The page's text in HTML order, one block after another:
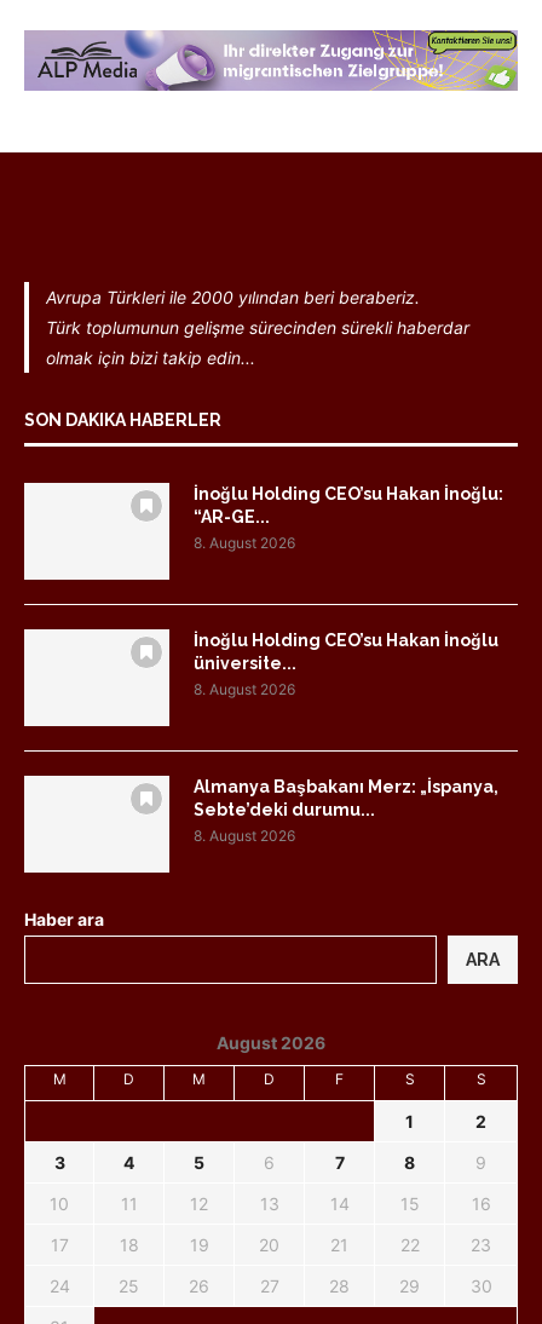
Avrupa Türkleri ile 2000 yılından beri beraberiz.
Türk toplumunun gelişme sürecinden sürekli haberdar
olmak için bizi takip edin...
SON DAKIKA HABERLER
İnoğlu Holding CEO’su Hakan İnoğlu:
“AR-GE...
8. August 2026
İnoğlu Holding CEO’su Hakan İnoğlu
üniversite...
8. August 2026
Almanya Başbakanı Merz: „İspanya,
Sebte’deki durumu...
8. August 2026
Haber ara
ARA
August 2026
M D M D F S S
1
2
3
4 5 6 7 8
9
10
11 12 13 14 15
16
17
18 19 20 21 22
23
24
25 26 27 28 29
30